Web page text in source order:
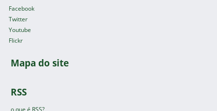
Facebook
Twitter
Youtube
Flickr
Mapa do site
RSS
o que é RSS?